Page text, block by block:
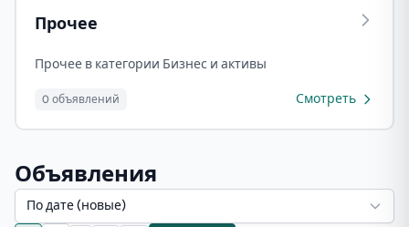
Прочее
Прочее в категории Бизнес и активы
0 объявлений Смотреть
Объявления
По дате (новые)